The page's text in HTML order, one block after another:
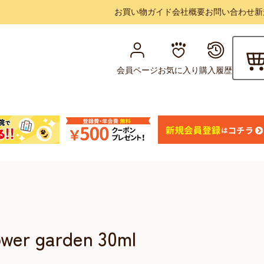
お買い物ガイド会社概要お問い合わせ
会員ページお気に入り購入履歴
garden 30ml